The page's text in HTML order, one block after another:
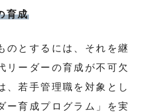
育成
のとするには、それを継
リーダーの育成が不可欠
、若手管理職を対象とし
ー育成プログラム」を実